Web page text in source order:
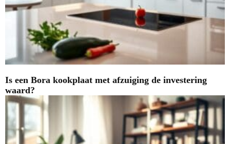
Is een Bora kookplaat met afzuiging de investering
waard?